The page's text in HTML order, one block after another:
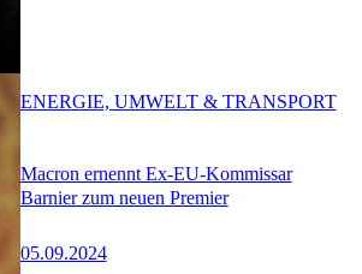
Macron ernennt Ex-EU-Kommissar
Barnier zum neuen Premier
05.09.2024
ENERGIE, UMWELT & TRANSPORT